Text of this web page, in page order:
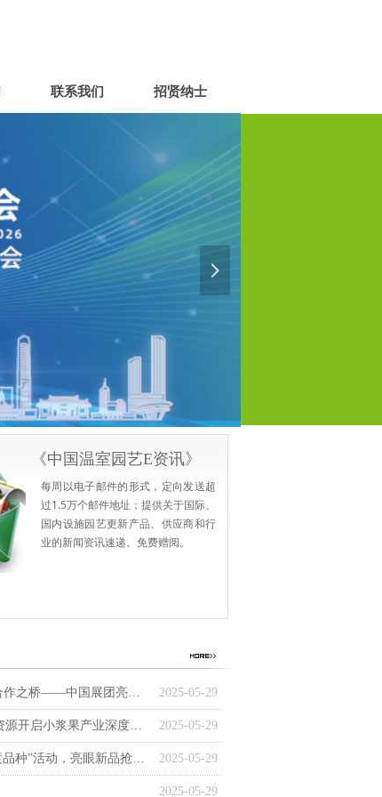
넲
联系我们 招贤纳士
《中国温室园艺E资讯》
每周以电子邮件的形式，定向发送超
过1.5万个邮件地址；提供关于国际、
国内设施园艺更新产品、供应商和行
业的新闻资讯速递。免费赠阅。
2025-05-29
以“连接”之名架起全球农业合作之桥——中国展团亮相西班牙INFOAGRO 2025
2025-05-29
探秘西班牙设施园艺，华科资源开启小浆果产业深度考察之旅
2025-05-29
2025种苗大会“未来种子·热度品种”活动，亮眼新品抢先看！
2025-05-29